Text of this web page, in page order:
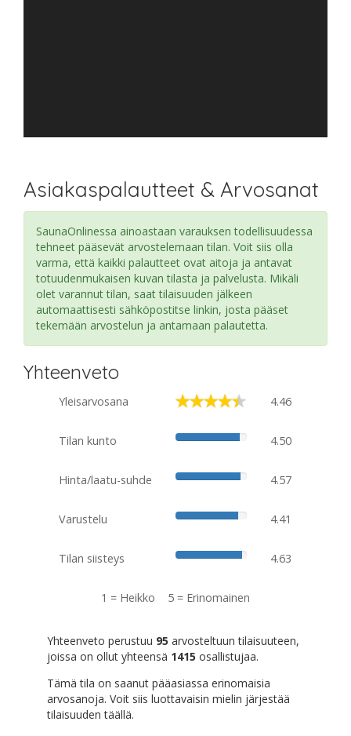
Asiakaspalautteet & Arvosanat
SaunaOnlinessa ainoastaan varauksen todellisuudessa
tehneet pääsevät arvostelemaan tilan. Voit siis olla
varma, että kaikki palautteet ovat aitoja ja antavat
totuudenmukaisen kuvan tilasta ja palvelusta. Mikäli
olet varannut tilan, saat tilaisuuden jälkeen
automaattisesti sähköpostitse linkin, josta pääset
tekemään arvostelun ja antamaan palautetta.
Yhteenveto
Yleisarvosana 4.46
Tilan kunto 4.50
Hinta/laatu-suhde 4.57
Varustelu 4.41
Tilan siisteys 4.63
1 = Heikko 5 = Erinomainen
Yhteenveto perustuu 95 arvosteltuun tilaisuuteen,
joissa on ollut yhteensä 1415 osallistujaa.
Tämä tila on saanut pääasiassa erinomaisia
arvosanoja. Voit siis luottavaisin mielin järjestää
tilaisuuden täällä.